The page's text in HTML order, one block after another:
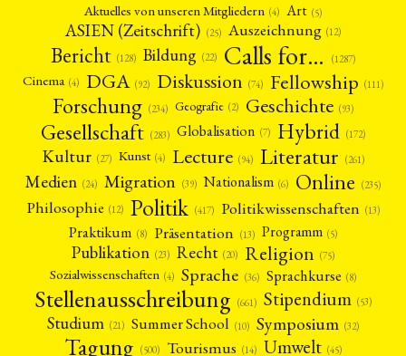
Aktuelles von unseren Mitgliedern (4) Art (5)
ASIEN (Zeitschrift) (25) Auszeichnung (12)
Bericht (128) Bildung (22) Calls for… (1287)
Cinema (4) DGA (92) Diskussion (74) Fellowship (111)
Forschung (234) Geografie (2) Geschichte (93)
Gesellschaft (283) Globalisation (7) Hybrid (172)
Kultur (27) Kunst (4) Lecture (94) Literatur (261)
Medien (24) Migration (39) Nationalism (6) Online (235)
Philosophie (12) Politik (417) Politikwissenschaften (13)
Praktikum (8) Präsentation (13) Programm (5)
Publikation (23) Recht (20) Religion (75)
Sozialwissenschaften (4) Sprache (36) Sprachkurse (8)
Stellenausschreibung (661) Stipendium (53)
Studium (21) Summer School (10) Symposium (32)
Tagung (500) Tourismus (14) Umwelt (45)